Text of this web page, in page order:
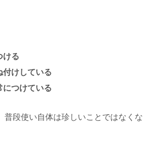
ける
付けしている
につけている
普段使い自体は珍しいことではなくな